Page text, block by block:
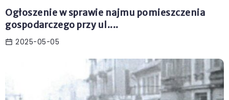
Ogłoszenie w sprawie najmu pomieszczenia
gospodarczego przy ul....
2025-05-05